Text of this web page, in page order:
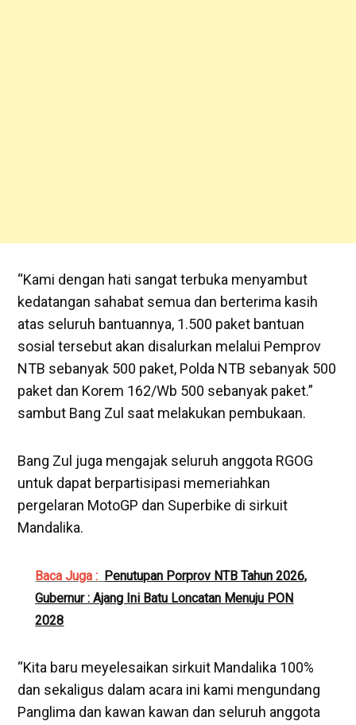
“Kami dengan hati sangat terbuka menyambut
kedatangan sahabat semua dan berterima kasih
atas seluruh bantuannya, 1.500 paket bantuan
sosial tersebut akan disalurkan melalui Pemprov
NTB sebanyak 500 paket, Polda NTB sebanyak 500
paket dan Korem 162/Wb 500 sebanyak paket.”
sambut Bang Zul saat melakukan pembukaan.
Bang Zul juga mengajak seluruh anggota RGOG
untuk dapat berpartisipasi memeriahkan
pergelaran MotoGP dan Superbike di sirkuit
Mandalika.
Baca Juga : Penutupan Porprov NTB Tahun 2026,
Gubernur : Ajang Ini Batu Loncatan Menuju PON
2028
“Kita baru meyelesaikan sirkuit Mandalika 100%
dan sekaligus dalam acara ini kami mengundang
Panglima dan kawan kawan dan seluruh anggota